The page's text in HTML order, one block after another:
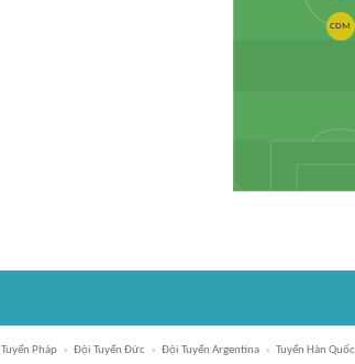
CDM
Tuyển Pháp Đội Tuyển Đức Đội Tuyển Argentina Tuyển Hàn Quốc